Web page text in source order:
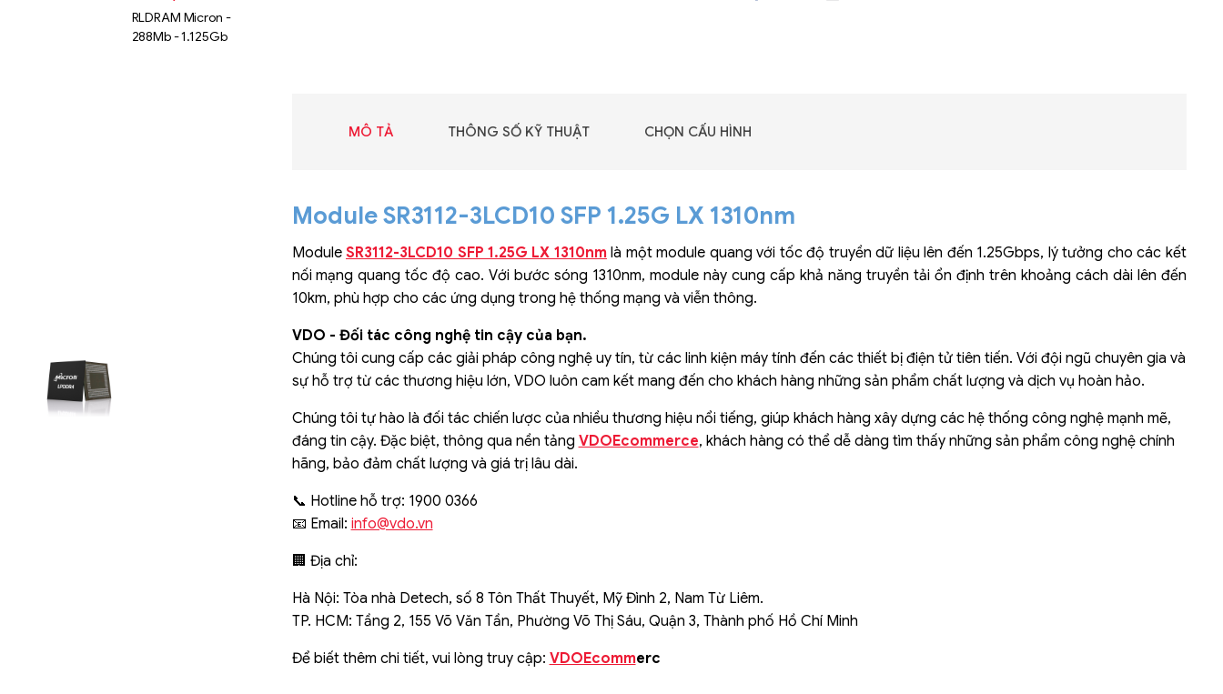
MÔ TẢ THÔNG SỐ KỸ THUẬT CHỌN CẤU HÌNH
Module SR3112-3LCD10 SFP 1.25G LX 1310nm
ModuleSR3112-3LCD10 SFP 1.25G LX 1310nm là một module quang với tốc độ truyền dữ liệu lên đến 1.25Gbps, lý tưởng cho các kết
nối mạng quang tốc độ cao. Với bước sóng 1310nm, module này cung cấp khả năng truyền tải ổn định trên khoảng cách dài lên đến
10km, phù hợp cho các ứng dụng trong hệ thống mạng và viễn thông.
VDO - Đối tác công nghệ tin cậy của bạn.
Chúng tôi cung cấp các giải pháp công nghệ uy tín, từ các linh kiện máy tính đến các thiết bị điện tử tiên tiến. Với đội ngũ chuyên gia và
sự hỗ trợ từ các thương hiệu lớn, VDO luôn cam kết mang đến cho khách hàng những sản phẩm chất lượng và dịch vụ hoàn hảo.
Chúng tôi tự hào là đối tác chiến lược của nhiều thương hiệu nổi tiếng, giúp khách hàng xây dựng các hệ thống công nghệ mạnh mẽ,
đáng tin cậy. Đặc biệt, thông qua nền tảng VDOEcommerce, khách hàng có thể dễ dàng tìm thấy những sản phẩm công nghệ chính
hãng, bảo đảm chất lượng và giá trị lâu dài.
📞 Hotline hỗ trợ: 1900 0366
📧 Email: info@vdo.vn
🏢 Địa chỉ:
Hà Nội: Tòa nhà Detech, số 8 Tôn Thất Thuyết, Mỹ Đình 2, Nam Từ Liêm.
TP. HCM: Tầng 2, 155 Võ Văn Tần, Phường Võ Thị Sáu, Quận 3, Thành phố Hồ Chí Minh
Để biết thêm chi tiết, vui lòng truy cập: VDOEcommerc
RLDRAM Micron -
288Mb - 1.125Gb
Liên hệ
SK hynix - DRAM -
GDDR - GDDR6
Liên hệ